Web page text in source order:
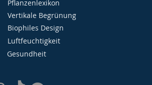
Pflanzenlexikon
Vertikale Begrünung
Biophiles Design
Luftfeuchtigkeit
Gesundheit